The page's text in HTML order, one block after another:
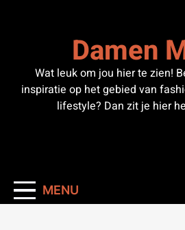
Damen
Wat leuk om jou hier te zien!
inspiratie op het gebied van
lifestyle? Dan zit je hier
MENU